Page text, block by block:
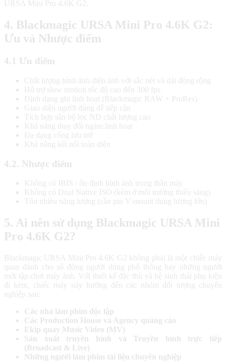
URSA Mini Pro 4.6K G2.
4. Blackmagic URSA Mini Pro 4.6K G2:
Ưu và Nhược điểm
4.1 Ưu điểm
Chất lượng hình ảnh điện ảnh với sắc nét và dải động rộng
Hỗ trợ slow motion tốc độ cao đến 300 fps
Định dạng ghi linh hoạt (Blackmagic RAW + ProRes)
Giao diện người dùng dễ tiếp cận
Tích hợp sẵn bộ lọc ND chất lượng cao
Khả năng thay đổi ngàm linh hoạt
Đa dạng cổng lưu trữ
Khả năng kết nối toàn diện
4.2. Nhược điểm
Không có IBIS / ổn định hình ảnh trong thân máy
Không có Dual Native ISO (kém ở môi trường thiếu sáng)
Tốn nhiều năng lượng (cần pin V-mount dung lượng lớn)
5. Ai nên sử dụng Blackmagic URSA Mini
Pro 4.6K G2?
Blackmagic URSA Mini Pro 4.6K G2 không phải là một chiếc máy
quay dành cho số đông người dùng phổ thông hay những người
mới tập chơi máy ảnh. Với thiết kế đặc thù và hệ sinh thái phụ kiện
đi kèm, chiếc máy này hướng đến các nhóm đối tượng chuyên
nghiệp sau:
Các nhà làm phim độc lập
Các Production House và Agency quảng cáo
Ekip quay Music Video (MV)
Sản xuất truyền hình và Truyền hình trực tiếp
(Broadcast & Live)
Những người làm phim tài liệu chuyên nghiệp